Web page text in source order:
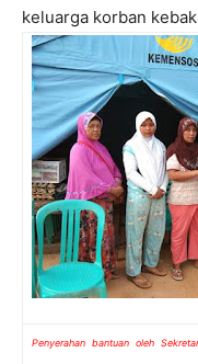
keluarga korban
Penyerahan bantuan oleh